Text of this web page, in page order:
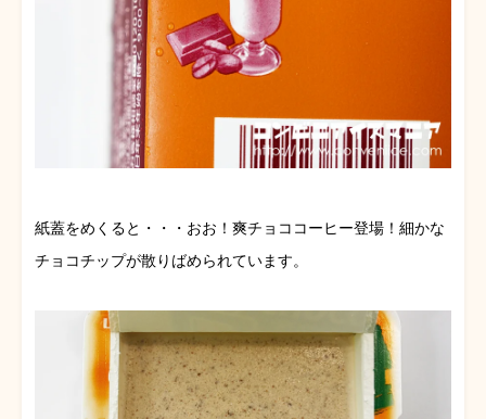
紙蓋をめくると・・・おお！爽チョココーヒー登場！細かな
チョコチップが散りばめられています。